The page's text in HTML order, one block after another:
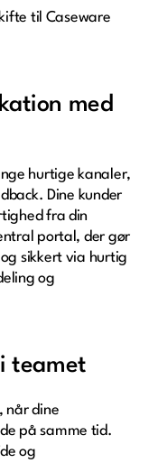
til Caseware
med
hurtige kanaler,
Dine kunder
fra din
portal, der gør
sikkert via hurtig
og
teamet
når dine
på samme tid.
og